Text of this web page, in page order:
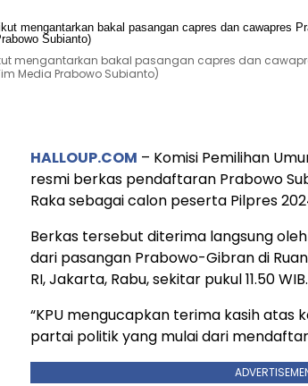
mengantarkan bakal pasangan capres dan
Media Prabowo Subianto)
HALLOUP.COM – Komisi Pemilihan
resmi berkas pendaftaran Prabowo
Raka sebagai calon peserta Pilpres
Berkas tersebut diterima langsung oleh
dari pasangan Prabowo-Gibran di
RI, Jakarta, Rabu, sekitar pukul 11.50 WIB.
“KPU mengucapkan terima kasih atas
partai politik yang mulai dari